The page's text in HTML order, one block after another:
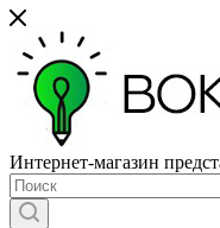
Интернет-магазин